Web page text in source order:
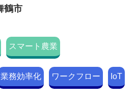
鶴市
スマート農業
業務効率化 ワークフロー IoT